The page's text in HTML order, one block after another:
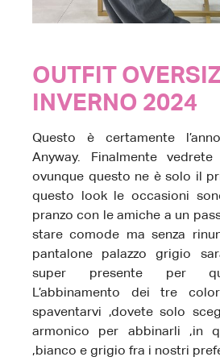
OUTFIT
INVERNO 2024
Questo è certamente
Anyway. Finalmente
ovunque questo ne è solo il
questo look le occasioni
pranzo con le amiche a un
stare comode ma senza
pantalone palazzo grigio
super presente per
L’abbinamento dei tre
spaventarvi ,dovete solo
armonico per abbinarli ,in
,bianco e grigio fra i nostri